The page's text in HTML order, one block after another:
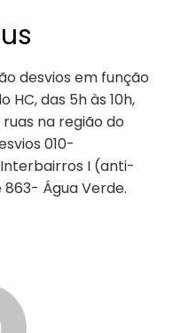
desvios em função
HC, das 5h às 10h,
na região do
010-
I (anti-
Água Verde.